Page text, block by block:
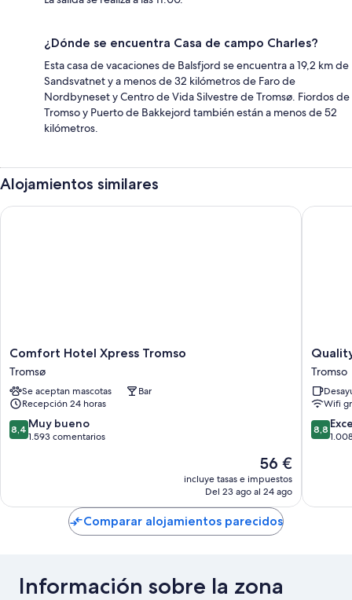
¿Dónde se encuentra Casa de campo Charles?
Esta casa de vacaciones de Balsfjord se encuentra a 19,2 km de
Sandsvatnet y a menos de 32 kilómetros de Faro de
Nordbyneset y Centro de Vida Silvestre de Tromsø. Fiordos de
Tromso y Puerto de Bakkejord también están a menos de 52
kilómetros.
Alojamientos similares
Comfort
Hotel
Xpress
Tromso
Tromsø
Comfort Hotel Xpress Tromso
Tromsø
Se aceptan mascotas
Bar
Recepción 24 horas
8.4
sobre
8,4 Muy bueno
1.593 comentarios
El
precio
actual
de
56 €
56 €
incluye tasas e impuestos
Del 23 ago al 24 ago
Comfort Hotel Xpress Tromso
Quality
Hotel
Grand
Tromso
Tromso
Tromso
Wifi
8.8
sobre
8,8
Quality
Comparar alojamientos parecidos
Información sobre la zona